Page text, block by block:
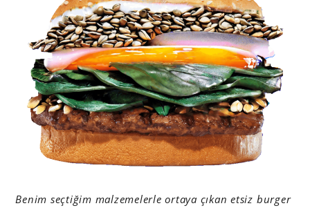
Benim seçtiğim malzemelerle ortaya çıkan etsiz burger